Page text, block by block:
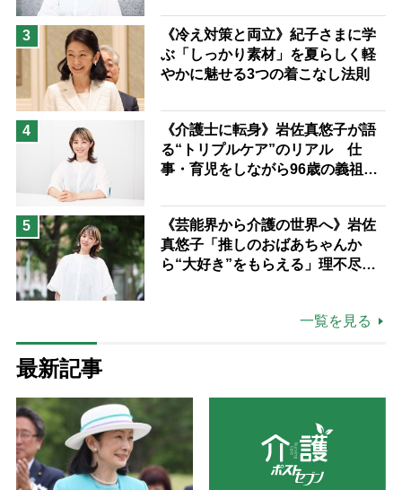
ながら自分らしくいられる」
3
《冷え対策と両立》紀子さまに学
ぶ「しっかり素材」を夏らしく軽
やかに魅せる3つの着こなし法則
4
《介護士に転身》岩佐真悠子が語
る“トリプルケア”のリアル 仕
事・育児をしながら96歳の義祖母
る「家での介護は“雑”でも気にし
ない」
5
《芸能界から介護の世界へ》岩佐
真悠子「推しのおばあちゃんか
ら“大好き”をもらえる」理不尽さ
一覧を見る
最新記事